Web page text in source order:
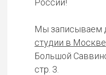
России!
Мы записываем
студии в Москве
Большой
стр. 3.